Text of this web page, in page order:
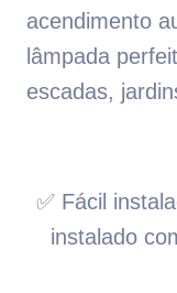
acendimento
lâmpada
escadas,
✅ Fácil
instalado